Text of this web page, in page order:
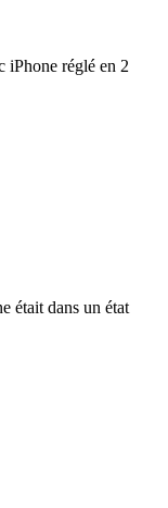
iPhone réglé en 2
était dans un état